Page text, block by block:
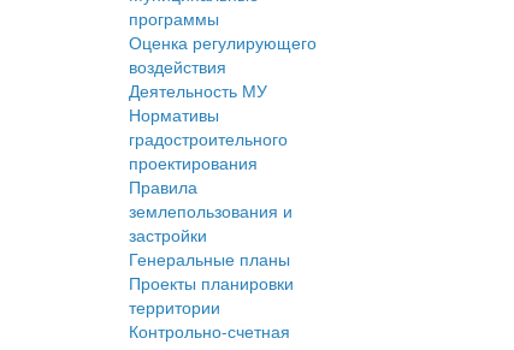
программы
Оценка регулирующего
воздействия
Деятельность МУ
Нормативы
градостроительного
проектирования
Правила
землепользования и
застройки
Генеральные планы
Проекты планировки
территории
Контрольно-счетная